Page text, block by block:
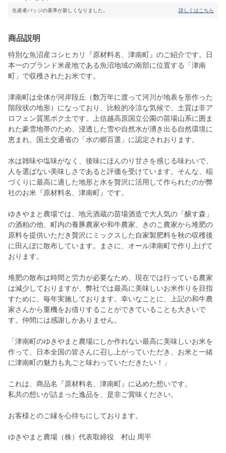
生産者バッジの基準が新しくなりました。 詳しくはこちら
商品説明
特別な魚沼産コシヒカリ『原材料名、津南町』のご紹介です。日
本一のブランド米産地である魚沼地域の南部に位置する「津南
町」で収穫されたお米です。
津南町は全体が河岸段丘（数万年に渡って河川が地表を形作った
階段状の地形）になっており、比較的冷涼な気候で、土質は非ア
ロフェン質黒ボク土です。上信越高原国立公園の苗場山系に囲ま
れた豪雪地帯のため、浸透した雪や自然水が湧き出る自然環境に
恵まれ、国土交通省の「水の郷百選」に認定されおります。
水は雑味や塩味がなく、後味にほんのり甘さを感じる味わいで、
人を選ばない美味しさであると評価を受けています。そんな、稲
づくりに最高に適した地形と水を贅沢に活用して作られたのが弊
社のお米『原材料名、津南町』です。
ゆきやまと農場では、地元酒蔵の苗場酒造で大人気の「醸す森」
の酒粕の他、町内の養豚農家や和牛農家、きのこ農家から堆肥の
原料を提供いただき贅沢にミックスした自家製肥料を秋の収穫後
に田んぼに散布しています。まさに、オール津南町で作り上げて
おります。
堆肥の散布は時間と労力が必要なため、現在では行っている農家
は減少しておりますが、弊社では最高に美味しいお米作りを目指
すために、毎年実施しております。幸いなことに、上記の和牛農
家さんから重機をお借りすることができていることも大きいで
す。仲間には感謝しかありません。
「津南町のゆきやまと農場にしか作れない最高に美味しいお米を
作って、日本全国の皆さんに召し上がっていただき、お米と一緒
に津南町の魅力も丸ごと味わっていただきたい！」
これは、商品名『原材料名、津南町』に込めた想いです。
私共の想いが詰まった逸品を、是非ご賞味ください。
お客様とのご縁を心待ちにしております。
ゆきやまと農場（株）代表取締役 村山 周平